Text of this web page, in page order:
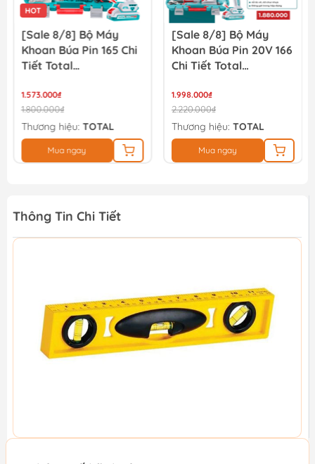
HOT
[Sale 8/8] Bộ Máy
Khoan Búa Pin 165 Chi
Tiết Total
1.573.000₫
1.800.000₫
Thương hiệu: TOTAL
Mua ngay
[Sale 8/8] Bộ Máy
Khoan Búa Pin 20V 166
Chi Tiết Total
THKTHP41667
1.998.000₫
2.220.000₫
Thương hiệu: TOTAL
Mua ngay
Thông Tin Chi Tiết